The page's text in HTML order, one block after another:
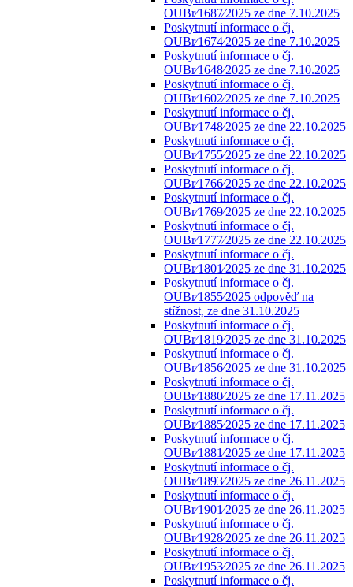
OUBr⁄1687⁄2025 ze dne 7.10.2025
Poskytnutí informace o čj.
OUBr⁄1674⁄2025 ze dne 7.10.2025
Poskytnutí informace o čj.
OUBr⁄1648⁄2025 ze dne 7.10.2025
Poskytnutí informace o čj.
OUBr⁄1602⁄2025 ze dne 7.10.2025
Poskytnutí informace o čj.
OUBr⁄1748⁄2025 ze dne 22.10.2025
Poskytnutí informace o čj.
OUBr⁄1755⁄2025 ze dne 22.10.2025
Poskytnutí informace o čj.
OUBr⁄1766⁄2025 ze dne 22.10.2025
Poskytnutí informace o čj.
OUBr⁄1769⁄2025 ze dne 22.10.2025
Poskytnutí informace o čj.
OUBr⁄1777⁄2025 ze dne 22.10.2025
Poskytnutí informace o čj.
OUBr⁄1801⁄2025 ze dne 31.10.2025
Poskytnutí informace o čj.
OUBr⁄1855⁄2025 odpověď na
stížnost, ze dne 31.10.2025
Poskytnutí informace o čj.
OUBr⁄1819⁄2025 ze dne 31.10.2025
Poskytnutí informace o čj.
OUBr⁄1856⁄2025 ze dne 31.10.2025
Poskytnutí informace o čj.
OUBr⁄1880⁄2025 ze dne 17.11.2025
Poskytnutí informace o čj.
OUBr⁄1885⁄2025 ze dne 17.11.2025
Poskytnutí informace o čj.
OUBr⁄1881⁄2025 ze dne 17.11.2025
Poskytnutí informace o čj.
OUBr⁄1893⁄2025 ze dne 26.11.2025
Poskytnutí informace o čj.
OUBr⁄1901⁄2025 ze dne 26.11.2025
Poskytnutí informace o čj.
OUBr⁄1928⁄2025 ze dne 26.11.2025
Poskytnutí informace o čj.
OUBr⁄1953⁄2025 ze dne 26.11.2025
Poskytnutí informace o čj.